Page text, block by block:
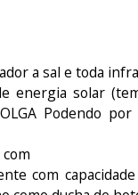
a sal e toda
energia solar
Podendo
com